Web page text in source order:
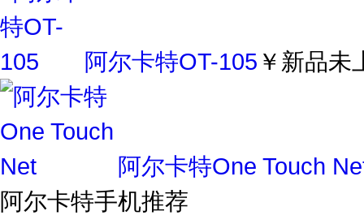
阿尔卡特OT-105 ￥新品未
阿尔卡特One Touch
阿尔卡特手机推荐